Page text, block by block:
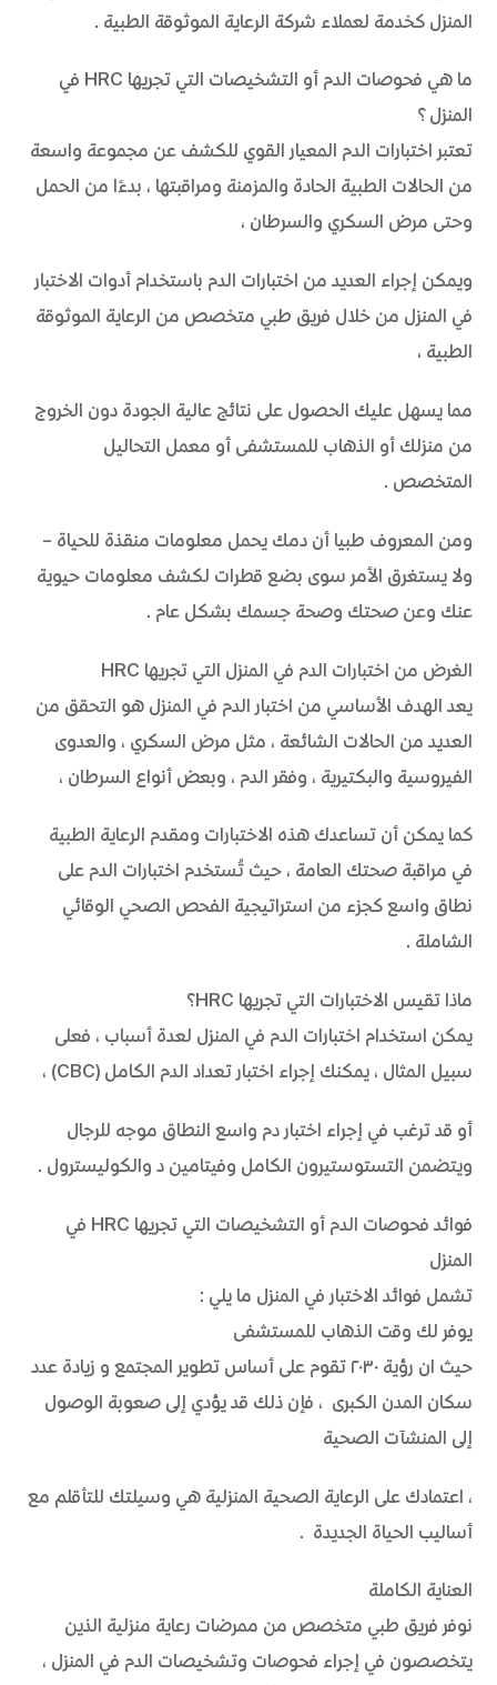
المنزل كخدمة لعملاء شركة الرعاية الموثوقة الطبية.
ما هي فحوصات الدم أو التشخيصات التي تجريها HRC في
المنزل؟
تعتبر اختبارات الدم المعيار القوي للكشف عن مجموعة واسعة
من الحالات الطبية الحادة والمزمنة ومراقبتها، بدءًا من الحمل
وحتى مرض السكري والسرطان،
ويمكن إجراء العديد من اختبارات الدم باستخدام أدوات الاختبار
في المنزل من خلال فريق طبي متخصص من الرعاية الموثوقة
الطبية،
مما يسهل عليك الحصول على نتائج عالية الجودة دون الخروج
من منزلك أو الذهاب للمستشفى أو معمل التحاليل
المتخصص.
ومن المعروف طبيا أن دمك يحمل معلومات منقذة للحياة –
ولا يستغرق الأمر سوى بضع قطرات لكشف معلومات حيوية
عنك وعن صحتك وصحة جسمك بشكل عام.
الغرض من اختبارات الدم في المنزل التي تجريها HRC
يعد الهدف الأساسي من اختبار الدم في المنزل هو التحقق من
العديد من الحالات الشائعة، مثل مرض السكري، والعدوى
الفيروسية والبكتيرية، وفقر الدم، وبعض أنواع السرطان،
كما يمكن أن تساعدك هذه الاختبارات ومقدم الرعاية الطبية
في مراقبة صحتك العامة، حيث تُستخدم اختبارات الدم على
نطاق واسع كجزء من استراتيجية الفحص الصحي الوقائي
الشاملة.
ماذا تقيس الاختبارات التي تجريها HRC؟
يمكن استخدام اختبارات الدم في المنزل لعدة أسباب، فعلى
سبيل المثال، يمكنك إجراء اختبار تعداد الدم الكامل (CBC)،
أو قد ترغب في إجراء اختبار دم واسع النطاق موجه للرجال
ويتضمن التستوستيرون الكامل وفيتامين د والكوليسترول.
فوائد فحوصات الدم أو التشخيصات التي تجريها HRC في
المنزل
تشمل فوائد الاختبار في المنزل ما يلي:
يوفر لك وقت الذهاب للمستشفى
حيث ان رؤية ٢٠٣٠ تقوم على أساس تطوير المجتمع و زيادة عدد
سكان المدن الكبرى ، فإن ذلك قد يؤدي إلى صعوبة الوصول
إلى المنشآت الصحية
، اعتمادك على الرعاية الصحية المنزلية هي وسيلتك للتأقلم مع
أساليب الحياة الجديدة .
العناية الكاملة
نوفر فريق طبي متخصص من ممرضات رعاية منزلية الذين
يتخصصون في إجراء فحوصات وتشخيصات الدم في المنزل،